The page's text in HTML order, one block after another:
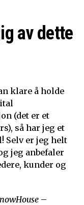
av dette
klare å holde
(det er et
så har jeg et
Selv er jeg helt
jeg anbefaler
kunder og
–